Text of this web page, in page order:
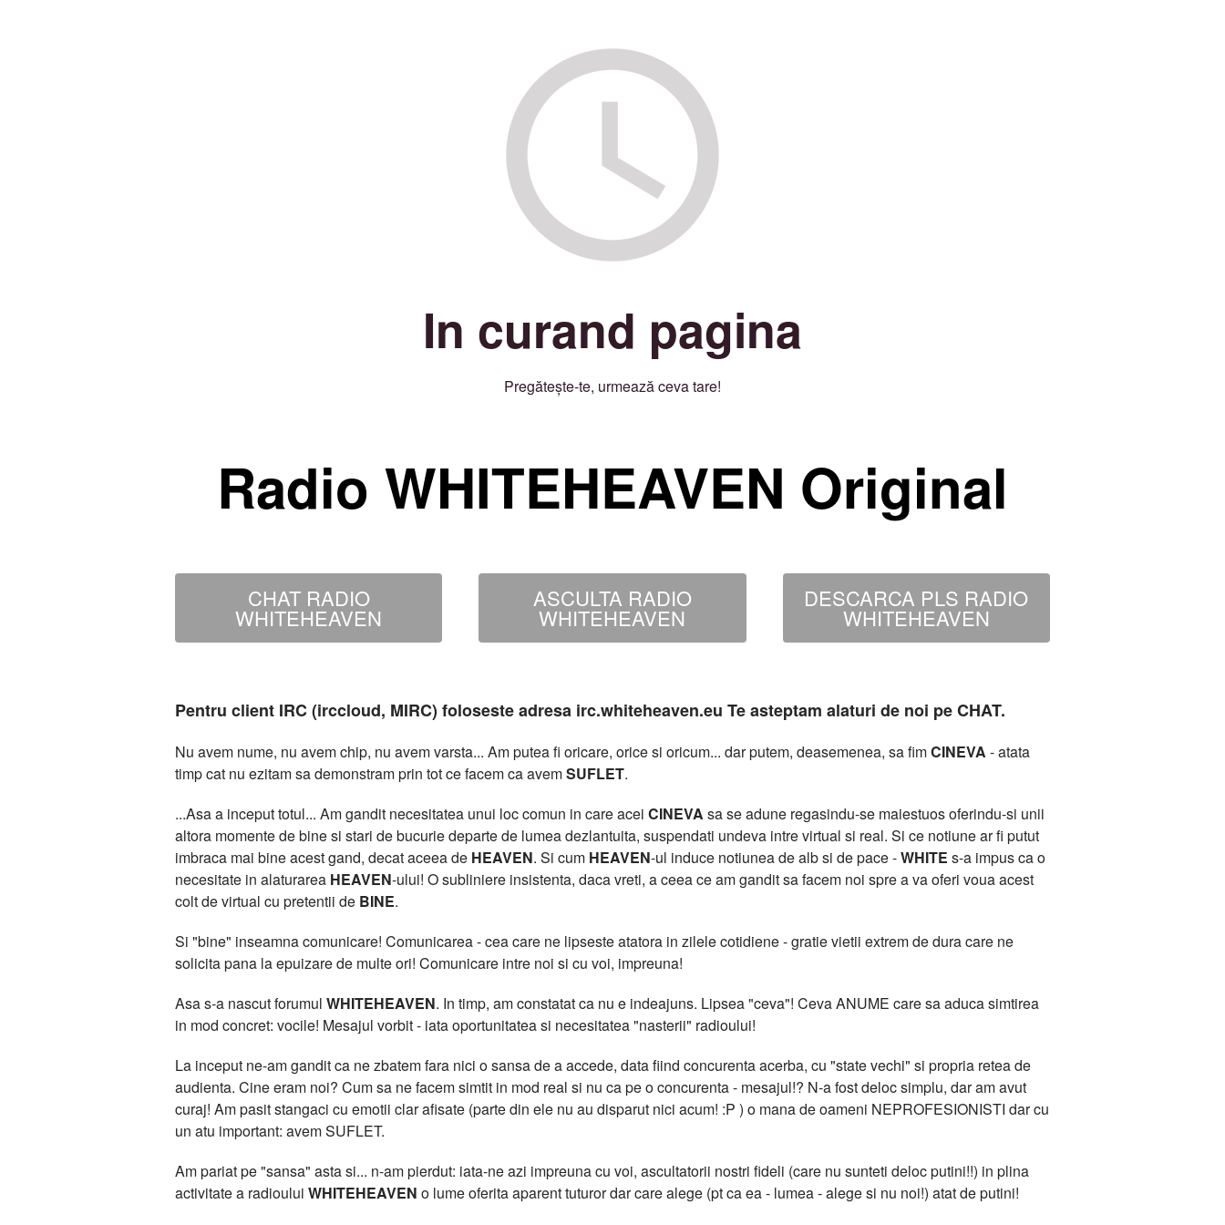
In curand pagina
Pregătește-te, urmează ceva tare!
Radio WHITEHEAVEN Original
CHAT RADIO
WHITEHEAVEN
ASCULTA RADIO
WHITEHEAVEN
DESCARCA PLS RADIO
WHITEHEAVEN
Pentru client IRC (irccloud, MIRC) foloseste adresa irc.whiteheaven.eu Te asteptam alaturi de noi pe CHAT.
Nu avem nume, nu avem chip, nu avem varsta... Am putea fi oricare, orice si oricum... dar putem, deasemenea, sa fimCINEVA - atata
timp cat nu ezitam sa demonstram prin tot ce facem ca avemSUFLET.
...Asa a inceput totul... Am gandit necesitatea unui loc comun in care acei CINEVA sa se adune regasindu-se maiestuos oferindu-si unii
altora momente de bine si stari de bucurie departe de lumea dezlantuita, suspendati undeva intre virtual si real. Si ce notiune ar fi putut
imbraca mai bine acest gand, decat aceea de HEAVEN. Si cum HEAVEN-ul induce notiunea de alb si de pace -WHITE s-a impus ca o
necesitate in alaturarea HEAVEN-ului! O subliniere insistenta, daca vreti, a ceea ce am gandit sa facem noi spre a va oferi voua acest
colt de virtual cu pretentii de BINE.
Si "bine" inseamna comunicare! Comunicarea - cea care ne lipseste atatora in zilele cotidiene - gratie vietii extrem de dura care ne
solicita pana la epuizare de multe ori! Comunicare intre noi si cu voi, impreuna!
Asa s-a nascut forumul WHITEHEAVEN. In timp, am constatat ca nu e indeajuns. Lipsea "ceva"! Ceva ANUME care sa aduca simtirea
in mod concret: vocile! Mesajul vorbit - iata oportunitatea si necesitatea "nasterii" radioului!
La inceput ne-am gandit ca ne zbatem fara nici o sansa de a accede, data fiind concurenta acerba, cu "state vechi" si propria retea de
audienta. Cine eram noi? Cum sa ne facem simtit in mod real si nu ca pe o concurenta - mesajul!? N-a fost deloc simplu, dar am avut
curaj! Am pasit stangaci cu emotii clar afisate (parte din ele nu au disparut nici acum! :P ) o mana de oameni NEPROFESIONISTI dar cu
un atu important: avem SUFLET.
Am pariat pe "sansa" asta si... n-am pierdut: iata-ne azi impreuna cu voi, ascultatorii nostri fideli (care nu sunteti deloc putini!!) in plina
activitate a radioului WHITEHEAVEN o lume oferita aparent tuturor dar care alege (pt ca ea - lumea - alege si nu noi!) atat de putini!